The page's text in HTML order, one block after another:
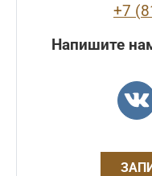
+7
Напишите